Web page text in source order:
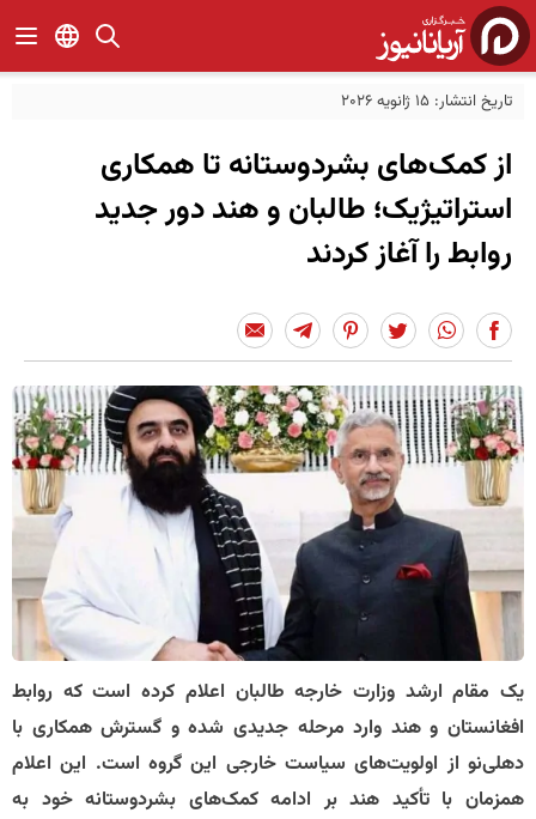
تاریخ انتشار: 15 ژانویه 2026
از کمک‌های بشردوستانه تا همکاری
استراتیژیک؛ طالبان و هند دور جدید
روابط را آغاز کردند
یک مقام ارشد وزارت خارجه طالبان اعلام کرده است که روابط
افغانستان و هند وارد مرحله جدیدی شده و گسترش همکاری با
دهلی‌نو از اولویت‌های سیاست خارجی این گروه است. این اعلام
همزمان با تأکید هند بر ادامه کمک‌های بشردوستانه خود به